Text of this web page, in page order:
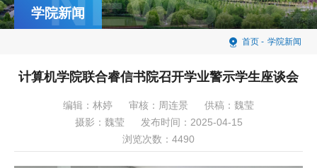
首页 - 学院新闻
学院新闻
计算机学院联合睿信书院召开学业警示学生座谈会
编辑：林婷 审核：周连景
供稿：魏莹
摄影：魏莹
发布时间：2025-04-15
浏览次数： 4490